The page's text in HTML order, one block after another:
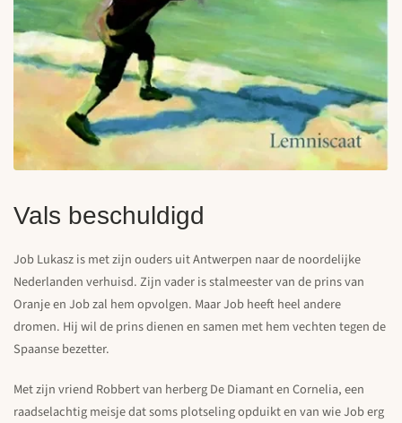
Vals beschuldigd
Job Lukasz is met zijn ouders uit Antwerpen naar de noordelijke
Nederlanden verhuisd. Zijn vader is stalmeester van de prins van
Oranje en Job zal hem opvolgen. Maar Job heeft heel andere
dromen. Hij wil de prins dienen en samen met hem vechten tegen de
Spaanse bezetter.
Met zijn vriend Robbert van herberg De Diamant en Cornelia, een
raadselachtig meisje dat soms plotseling opduikt en van wie Job erg